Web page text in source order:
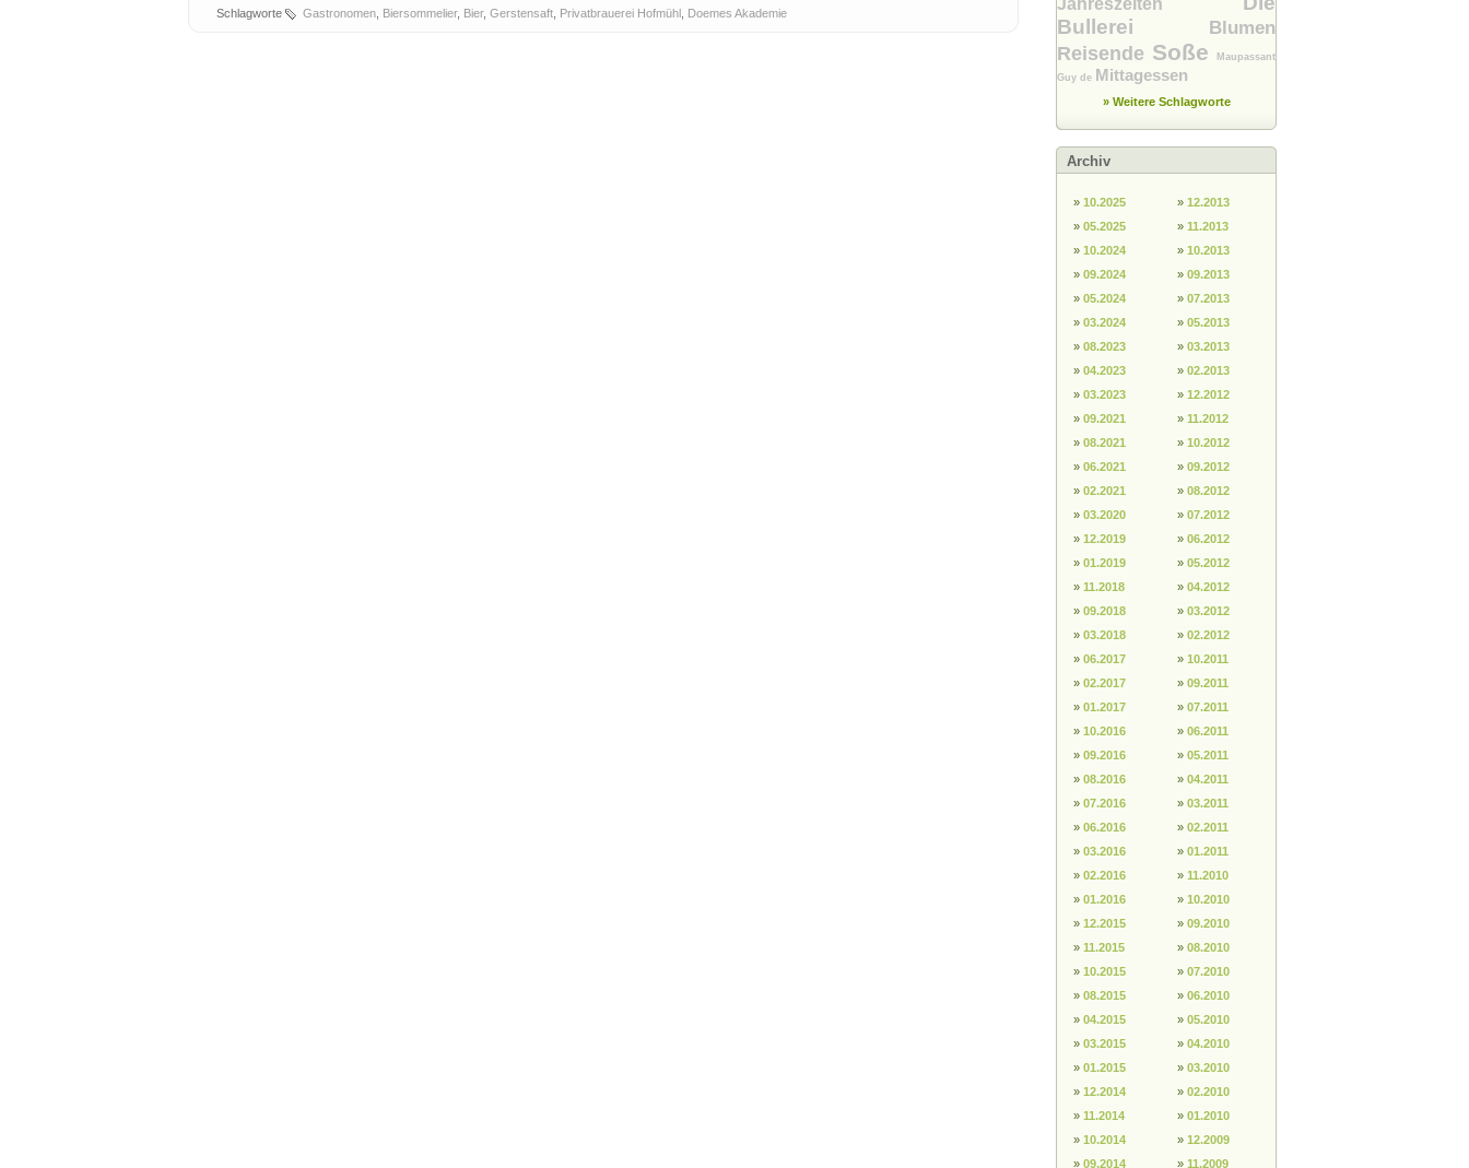
Schlagworte
Gastronomen Biersommelier, Bier, Gerstensaft Privatbrauerei Hofmühl Doemes Akademie Jahreszeiten
Bullerei
Blumen
Reisende Soße
Maupassant
Guy de Mittagessen
» Weitere Schlagworte
Archiv
» 10.2025
» 05.2025
» 10.2024
» 09.2024
» 05.2024
» 03.2024
» 08.2023
» 04.2023
» 03.2023
» 09.2021
» 08.2021
» 06.2021
» 02.2021
» 03.2020
» 12.2019
» 01.2019
» 11.2018
» 09.2018
» 03.2018
» 06.2017
» 02.2017
» 01.2017
» 10.2016
» 09.2016
» 08.2016
» 07.2016
» 06.2016
» 03.2016
» 02.2016
» 01.2016
» 12.2015
» 11.2015
» 10.2015
» 08.2015
» 04.2015
» 03.2015
» 01.2015
» 12.2014
» 11.2014
» 10.2014
» 09.2014
» 12.2013
» 11.2013
» 10.2013
» 09.2013
» 07.2013
» 05.2013
» 03.2013
» 02.2013
» 12.2012
» 11.2012
» 10.2012
» 09.2012
» 08.2012
» 07.2012
» 06.2012
» 05.2012
» 04.2012
» 03.2012
» 02.2012
» 10.2011
» 09.2011
» 07.2011
» 06.2011
» 05.2011
» 04.2011
» 03.2011
» 02.2011
» 01.2011
» 11.2010
» 10.2010
» 09.2010
» 08.2010
» 07.2010
» 06.2010
» 05.2010
» 04.2010
» 03.2010
» 02.2010
» 01.2010
» 12.2009
» 11.2009